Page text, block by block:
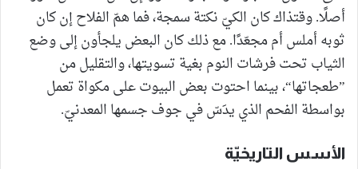
أصلًا. وقتذاك كان الكيّ نكتة سمجة، فما همّ الفلاح إن كان
ثوبه أملس أم مجعّدًا. مع ذلك كان البعض يلجأون إلى وضع
الثياب تحت فرشات النوم بغية تسويتها، والتقليل من
”طعجاتها“، بينما احتوت بعض البيوت على مكواة تعمل
بواسطة الفحم الذي يدَسّ في جوف جسمها المعدنيّ.
الأسس التاريخيّة